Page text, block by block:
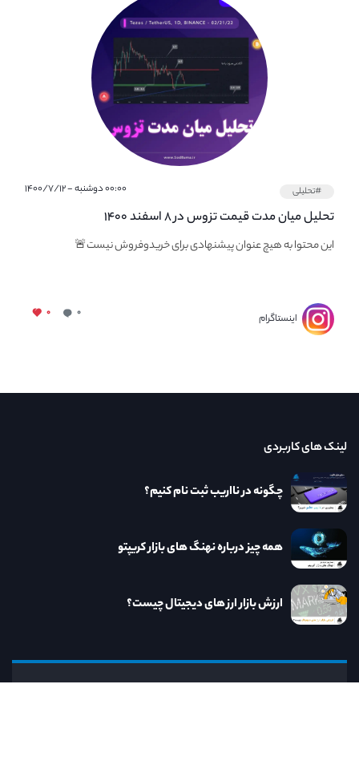
#تحلیلی ۰۰:۰۰ دوشنبه - ۱۴۰۰/۷/۱۲
تحلیل میان مدت قیمت تزوس در ۸ اسفند ۱۴۰۰
این محتوا به هیچ عنوان پیشنهادی برای خریدوفروش نیست🚨
اینستاگرام ۰ ۰
لینک های کاربردی
چگونه در نااریب ثبت نام کنیم؟
همه چیز درباره نهنگ های بازار کریپتو
ارزش بازار ارز های دیجیتال چیست؟